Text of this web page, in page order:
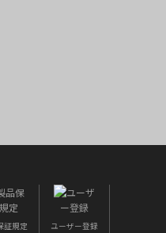
証規定 ユーザー登録